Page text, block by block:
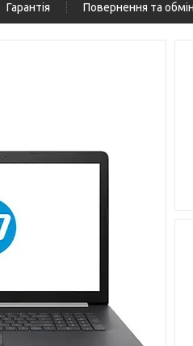
Гарантія Повернення та обмін